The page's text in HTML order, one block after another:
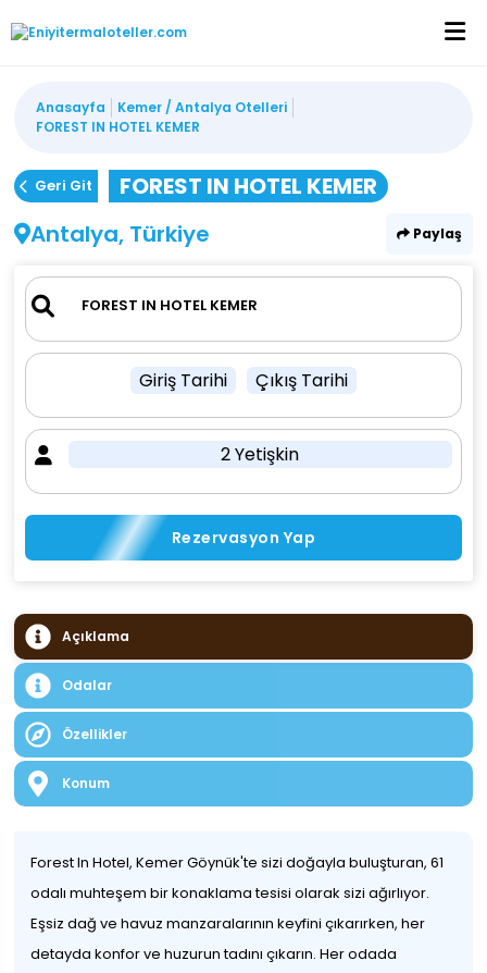
Anasayfa
Kemer / Antalya Otelleri
FOREST IN HOTEL KEMER
Geri Git
FOREST IN HOTEL KEMER
Antalya, Türkiye
Paylaş
Giriş Tarihi Çıkış Tarihi
2 Yetişkin
Rezervasyon Yap
Açıklama
Odalar
Özellikler
Konum
Forest In Hotel, Kemer Göynük'te sizi doğayla buluşturan, 61
odalı muhteşem bir konaklama tesisi olarak sizi ağırlıyor.
Eşsiz dağ ve havuz manzaralarının keyfini çıkarırken, her
detayda konfor ve huzurun tadını çıkarın. Her odada